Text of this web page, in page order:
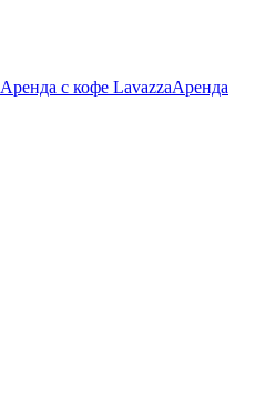
Аренда с кофе LavazzaАренда